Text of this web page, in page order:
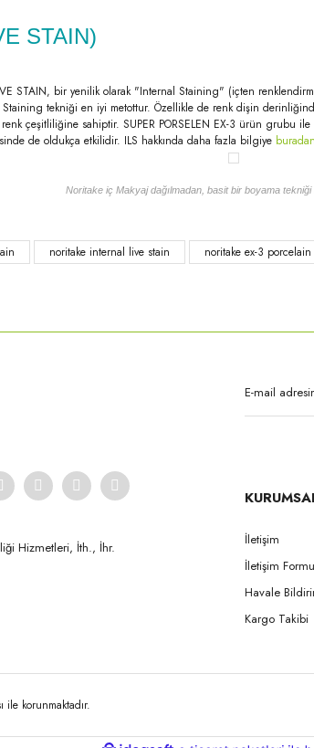
STAIN)
STAIN, bir yenilik olarak "Internal Staining" (içten
Staining tekniği en iyi metottur. Özellikle de renk dişin
çeşitliliğine sahiptir. SUPER PORSELEN EX-3 ürün grubu
de oldukça etkilidir. ILS hakkında daha fazla bilgiye buradan
Noritake iç Makyaj dağılmadan, basit bir boyama tekniği
Bu ürüne ilk yorumu siz yapın!
yetersiz gördüğünüz noktaları öneri formunu
noritake internal live stain noritake ex-3 porcelain
Hizmetleri, İth., İhr.
İletişim
İletişim Formu
Havale
Kargo Takibi
ile korunmaktadır.